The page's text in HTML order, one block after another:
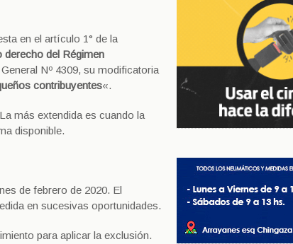
en el artículo 1° de la
derecho del Régimen
Nº 4309, su modificatoria
contribuyentes«.
más extendida es cuando la
disponible.
de febrero de 2020. El
en sucesivas oportunidades.
para aplicar la exclusión.